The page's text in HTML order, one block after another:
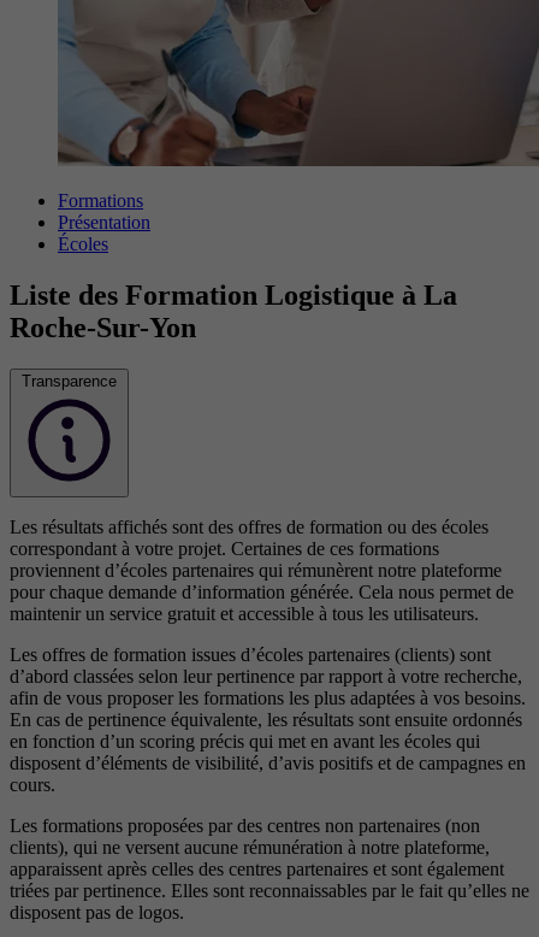
Formations
Présentation
Écoles
Liste des Formation Logistique à La
Roche-Sur-Yon
Transparence
Les résultats affichés sont des offres de formation ou des écoles
correspondant à votre projet. Certaines de ces formations
proviennent d’écoles partenaires qui rémunèrent notre plateforme
pour chaque demande d’information générée. Cela nous permet de
maintenir un service gratuit et accessible à tous les utilisateurs.
Les offres de formation issues d’écoles partenaires (clients) sont
d’abord classées selon leur pertinence par rapport à votre recherche,
afin de vous proposer les formations les plus adaptées à vos besoins.
En cas de pertinence équivalente, les résultats sont ensuite ordonnés
en fonction d’un scoring précis qui met en avant les écoles qui
disposent d’éléments de visibilité, d’avis positifs et de campagnes en
cours.
Les formations proposées par des centres non partenaires (non
clients), qui ne versent aucune rémunération à notre plateforme,
apparaissent après celles des centres partenaires et sont également
triées par pertinence. Elles sont reconnaissables par le fait qu’elles ne
disposent pas de logos.